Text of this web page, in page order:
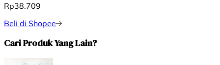
Rp38.709
Beli di Shopee
Cari Produk Yang Lain?